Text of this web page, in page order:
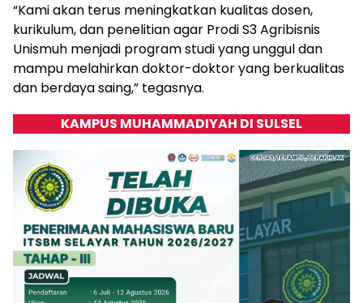
“Kami akan terus meningkatkan kualitas dosen,
kurikulum, dan penelitian agar Prodi S3 Agribisnis
Unismuh menjadi program studi yang unggul dan
mampu melahirkan doktor-doktor yang berkualitas
dan berdaya saing,” tegasnya.
KAMPUS MUHAMMADIYAH DI SULSEL